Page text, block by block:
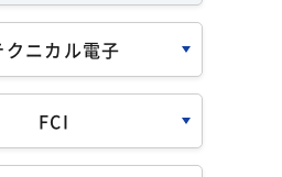
クニカル電子
FCI